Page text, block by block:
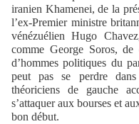
iranien Khamenei, de la
l’ex-Premier ministre
vénézuélien Hugo
comme George Soros,
d’hommes politiques du
peut pas se perdre
théoriciens de gauche
s’attaquer aux bourses et
bon début.